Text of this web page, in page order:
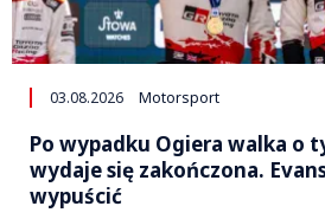
03.08.2026 Motorsport
Po wypadku Ogiera walka o
wydaje się zakończona.
wypuścić